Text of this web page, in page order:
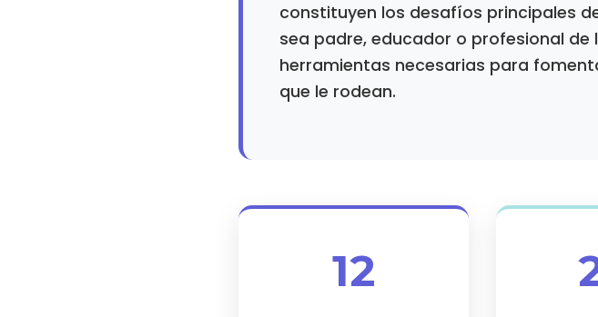
constituyen los desafíos principales
sea padre, educador o profesional
herramientas necesarias para
que le rodean.
12